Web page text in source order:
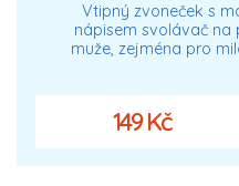
Vtipný zvoneček s
nápisem svolávač
muže, zejména pro
149 Kč